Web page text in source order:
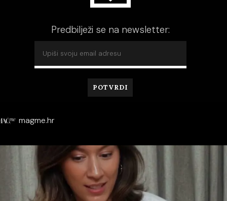
Predbilježi se na newsletter:
magme.hr